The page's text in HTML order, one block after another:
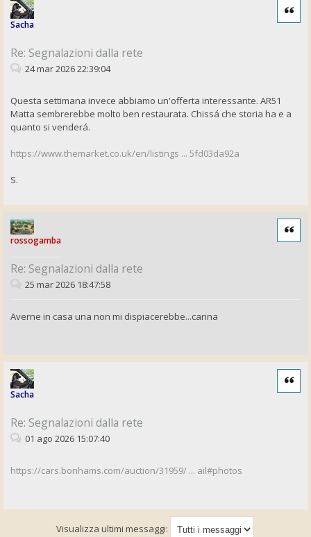
Sacha
Re: Segnalazioni dalla rete
Cita
24 mar 2026 22:39:04
Questa settimana invece abbiamo un'offerta interessante. AR51
Matta sembrerebbe molto ben restaurata. Chissá che storia ha e a
quanto si venderá.
https://www.themarket.co.uk/en/listings ... 5fd03da92a
S.
rossogamba
Re: Segnalazioni dalla rete
Cita
25 mar 2026 18:47:58
Averne in casa una non mi dispiacerebbe...carina
Sacha
Re: Segnalazioni dalla rete
Cita
01 ago 2026 15:07:40
https://cars.bonhams.com/auction/31959/ ... ail#photos
Visualizza ultimi messaggi: